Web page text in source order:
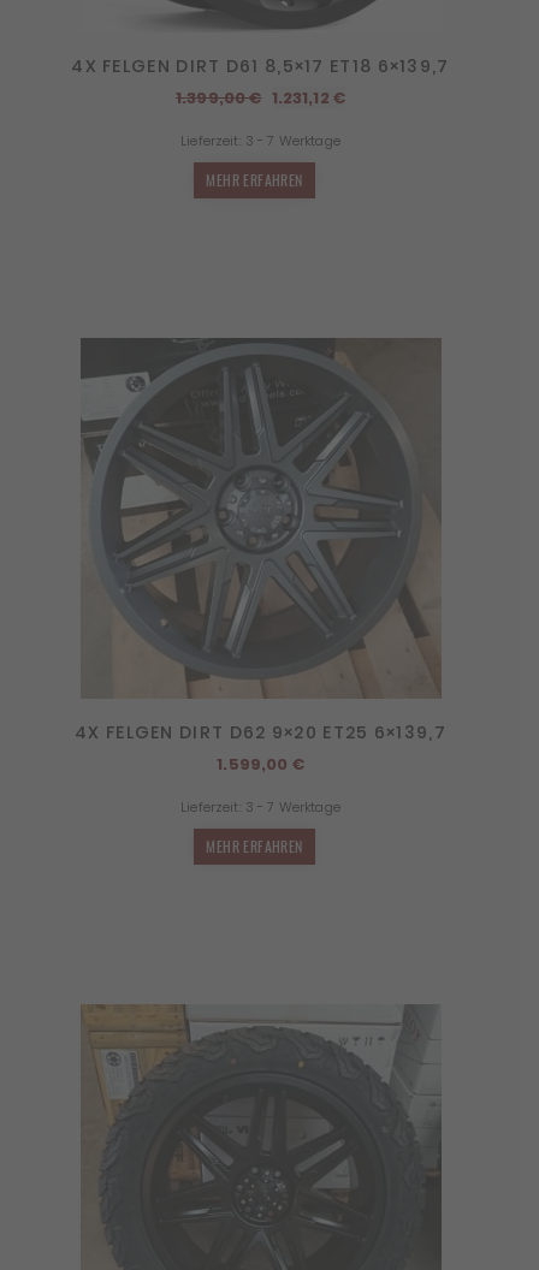
4X FELGEN DIRT D61 8,5×17 ET18 6×139,7
1.399,00€ Ursprünglicher
war:
1.399,00 €
1.231,12 €Aktueller
Lieferzeit: 3 - 7 Werktage
MEHR ERFAHREN
4X FELGEN DIRT D62 9×20 ET25 6×139,7
1.599,00 €
Lieferzeit: 3 - 7 Werktage
MEHR ERFAHREN